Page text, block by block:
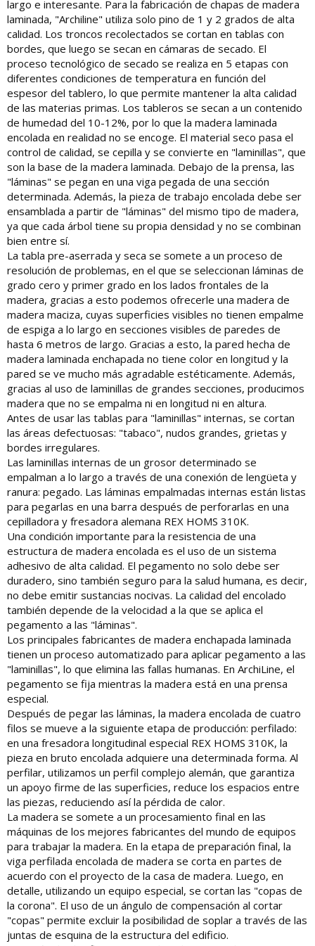
largo e interesante. Para la fabricación de chapas de madera
laminada, "Archiline" utiliza solo pino de 1 y 2 grados de alta
calidad. Los troncos recolectados se cortan en tablas con
bordes, que luego se secan en cámaras de secado. El
proceso tecnológico de secado se realiza en 5 etapas con
diferentes condiciones de temperatura en función del
espesor del tablero, lo que permite mantener la alta calidad
de las materias primas. Los tableros se secan a un contenido
de humedad del 10-12%, por lo que la madera laminada
encolada en realidad no se encoge. El material seco pasa el
control de calidad, se cepilla y se convierte en "laminillas", que
son la base de la madera laminada. Debajo de la prensa, las
"láminas" se pegan en una viga pegada de una sección
determinada. Además, la pieza de trabajo encolada debe ser
ensamblada a partir de "láminas" del mismo tipo de madera,
ya que cada árbol tiene su propia densidad y no se combinan
bien entre sí.
La tabla pre-aserrada y seca se somete a un proceso de
resolución de problemas, en el que se seleccionan láminas de
grado cero y primer grado en los lados frontales de la
madera, gracias a esto podemos ofrecerle una madera de
madera maciza, cuyas superficies visibles no tienen empalme
de espiga a lo largo en secciones visibles de paredes de
hasta 6 metros de largo. Gracias a esto, la pared hecha de
madera laminada enchapada no tiene color en longitud y la
pared se ve mucho más agradable estéticamente. Además,
gracias al uso de laminillas de grandes secciones, producimos
madera que no se empalma ni en longitud ni en altura.
Antes de usar las tablas para "laminillas" internas, se cortan
las áreas defectuosas: "tabaco", nudos grandes, grietas y
bordes irregulares.
Las laminillas internas de un grosor determinado se
empalman a lo largo a través de una conexión de lengüeta y
ranura: pegado. Las láminas empalmadas internas están listas
para pegarlas en una barra después de perforarlas en una
cepilladora y fresadora alemana REX HOMS 310K.
Una condición importante para la resistencia de una
estructura de madera encolada es el uso de un sistema
adhesivo de alta calidad. El pegamento no solo debe ser
duradero, sino también seguro para la salud humana, es decir,
no debe emitir sustancias nocivas. La calidad del encolado
también depende de la velocidad a la que se aplica el
pegamento a las "láminas".
Los principales fabricantes de madera enchapada laminada
tienen un proceso automatizado para aplicar pegamento a las
"laminillas", lo que elimina las fallas humanas. En ArchiLine, el
pegamento se fija mientras la madera está en una prensa
especial.
Después de pegar las láminas, la madera encolada de cuatro
filos se mueve a la siguiente etapa de producción: perfilado:
en una fresadora longitudinal especial REX HOMS 310K, la
pieza en bruto encolada adquiere una determinada forma. Al
perfilar, utilizamos un perfil complejo alemán, que garantiza
un apoyo firme de las superficies, reduce los espacios entre
las piezas, reduciendo así la pérdida de calor.
La madera se somete a un procesamiento final en las
máquinas de los mejores fabricantes del mundo de equipos
para trabajar la madera. En la etapa de preparación final, la
viga perfilada encolada de madera se corta en partes de
acuerdo con el proyecto de la casa de madera. Luego, en
detalle, utilizando un equipo especial, se cortan las "copas de
la corona". El uso de un ángulo de compensación al cortar
"copas" permite excluir la posibilidad de soplar a través de las
juntas de esquina de la estructura del edificio.